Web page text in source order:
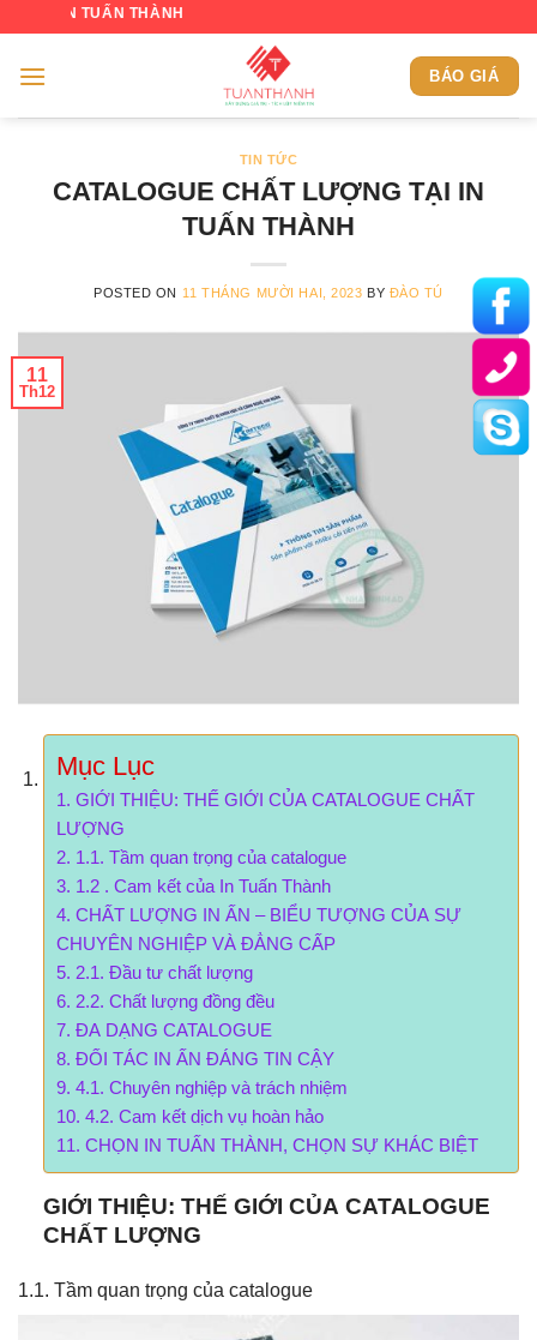
content
THÀNH
BÁO GIÁ
TIN TỨC
CATALOGUE CHẤT LƯỢNG TẠI IN
TUẤN THÀNH
POSTED ON 11 THÁNG MƯỜI HAI, 2023 BY ĐÀO TÚ
11
Th12
Mục Lục
GIỚI THIỆU: THẾ GIỚI CỦA CATALOGUE CHẤT
LƯỢNG
1.1. Tầm quan trọng của catalogue
1.2 . Cam kết của In Tuấn Thành
CHẤT LƯỢNG IN ẤN – BIỂU TƯỢNG CỦA SỰ
CHUYÊN NGHIỆP VÀ ĐẲNG CẤP
2.1. Đầu tư chất lượng
2.2. Chất lượng đồng đều
ĐA DẠNG CATALOGUE
ĐỐI TÁC IN ẤN ĐÁNG TIN CẬY
4.1. Chuyên nghiệp và trách nhiệm
4.2. Cam kết dịch vụ hoàn hảo
CHỌN IN TUẤN THÀNH, CHỌN SỰ KHÁC BIỆT
GIỚI THIỆU: THẾ GIỚI CỦA CATALOGUE
CHẤT LƯỢNG
1.1. Tầm quan trọng của catalogue